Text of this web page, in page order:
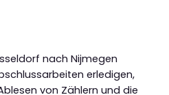
nach Nijmegen
erledigen,
von Zählern und die